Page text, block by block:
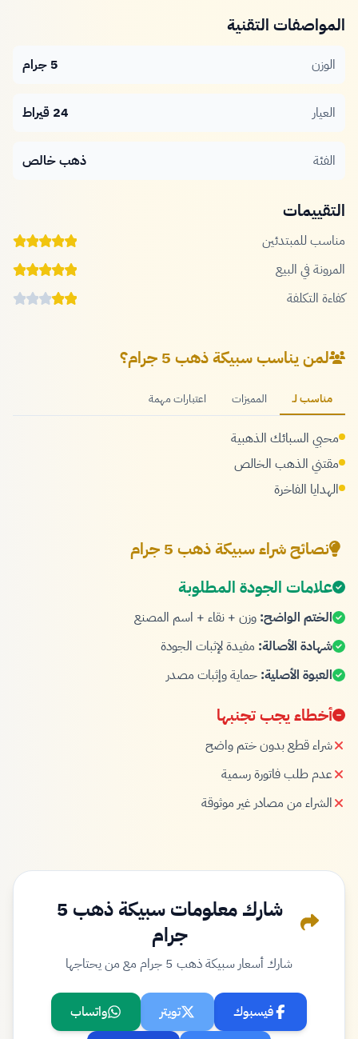
المواصفات التقنية
الوزن 5 جرام
العيار 24 قيراط
الفئة ذهب خالص
التقييمات
مناسب للمبتدئين
المرونة في البيع
كفاءة التكلفة
لمن يناسب سبيكة ذهب 5 جرام؟
مناسب لـ المميزات اعتبارات مهمة
محبي السبائك الذهبية
مقتني الذهب الخالص
الهدايا الفاخرة
نصائح شراء سبيكة ذهب 5 جرام
علامات الجودة المطلوبة
الختم الواضح: وزن + نقاء + اسم المصنع
شهادة الأصالة: مفيدة لإثبات الجودة
العبوة الأصلية: حماية وإثبات مصدر
أخطاء يجب تجنبها
شراء قطع بدون ختم واضح
عدم طلب فاتورة رسمية
الشراء من مصادر غير موثوقة
شارك معلومات سبيكة ذهب 5
جرام
شارك أسعار سبيكة ذهب 5 جرام مع من يحتاجها
فيسبوك تويتر
واتساب